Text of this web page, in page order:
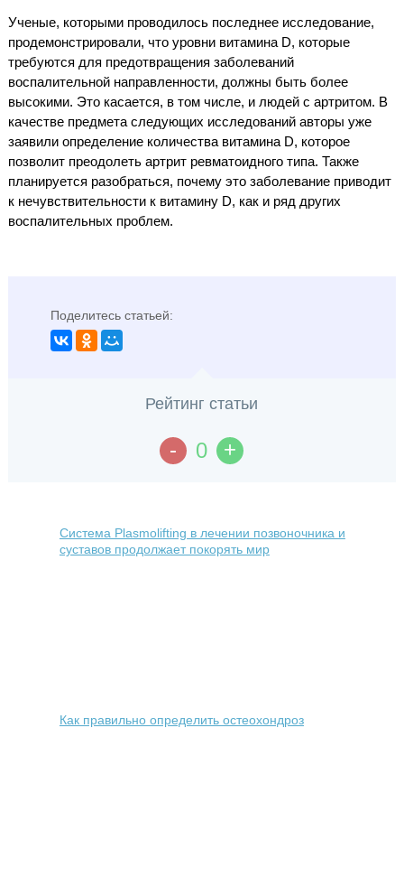
Ученые, которыми проводилось последнее исследование,
продемонстрировали, что уровни витамина D, которые
требуются для предотвращения заболеваний
воспалительной направленности, должны быть более
высокими. Это касается, в том числе, и людей с артритом. В
качестве предмета следующих исследований авторы уже
заявили определение количества витамина D, которое
позволит преодолеть артрит ревматоидного типа. Также
планируется разобраться, почему это заболевание приводит
к нечувствительности к витамину D, как и ряд других
воспалительных проблем.
Поделитесь статьей:
Рейтинг статьи
- 0 +
Система Plasmolifting в лечении позвоночника и
суставов продолжает покорять мир
Как правильно определить остеохондроз